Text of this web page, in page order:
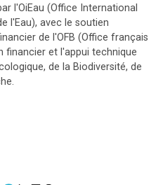
l'OiEau (Office International
l'Eau), avec le soutien
de l'OFB (Office français
financier et l'appui technique
de la Biodiversité, de